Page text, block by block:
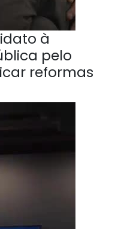
à
pelo
reformas